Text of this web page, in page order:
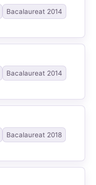
Bacalaureat 2014
Bacalaureat 2014
Bacalaureat 2018